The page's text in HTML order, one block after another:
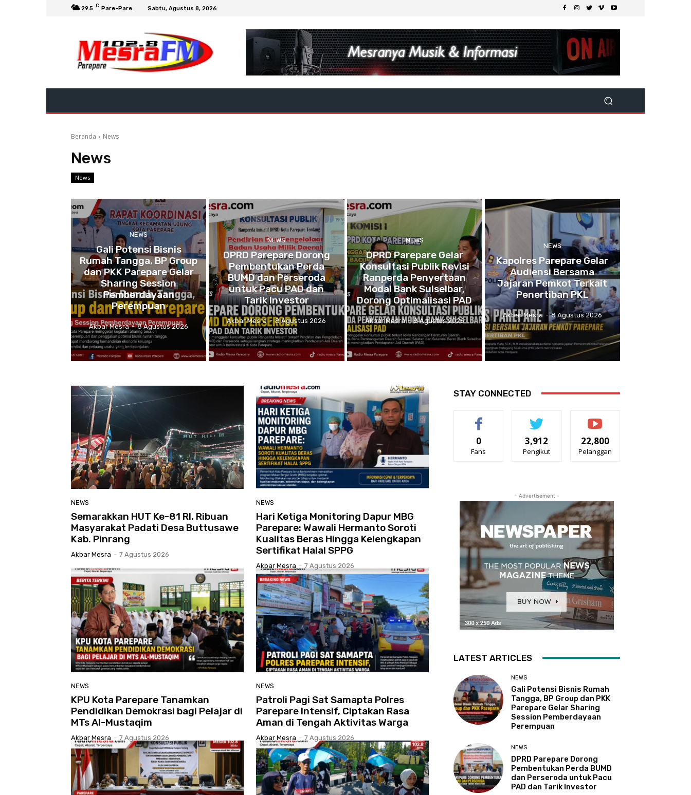
29.5 C Pare-Pare Sabtu, Agustus 8, 2026
Beranda News
News
News
NEWS
Gali Potensi Bisnis
Rumah Tangga, BP Group
dan PKK Parepare Gelar
Sharing Session
Pemberdayaan
Perempuan
Akbar Mesra - 8 Agustus 2026
NEWS
DPRD Parepare Dorong
Pembentukan Perda
BUMD dan Perseroda
untuk Pacu PAD dan
Tarik Investor
Akbar Mesra - 8 Agustus 2026
NEWS
DPRD Parepare Gelar
Konsultasi Publik Revisi
Ranperda Penyertaan
Modal Bank Sulselbar,
Dorong Optimalisasi PAD
Akbar Mesra - 8 Agustus 2026
NEWS
Kapolres Parepare Gelar
Audiensi Bersama
Jajaran Pemkot Terkait
Penertiban PKL
Akbar Mesra - 8 Agustus 2026
NEWS
Semarakkan HUT Ke-81 RI, Ribuan
Masyarakat Padati Desa Buttusawe
Kab. Pinrang
Akbar Mesra - 7 Agustus 2026
NEWS
Hari Ketiga Monitoring Dapur MBG
Parepare: Wawali Hermanto Soroti
Kualitas Beras Hingga Kelengkapan
Sertifikat Halal SPPG
Akbar Mesra - 7 Agustus 2026
NEWS
KPU Kota Parepare Tanamkan
Pendidikan Demokrasi bagi Pelajar di
MTs Al-Mustaqim
Akbar Mesra - 7 Agustus 2026
NEWS
Patroli Pagi Sat Samapta Polres
Parepare Intensif, Ciptakan Rasa
Aman di Tengah Aktivitas Warga
Akbar Mesra - 7 Agustus 2026
STAY CONNECTED
0
Fans
3,912
Pengikut
22,800
Pelanggan
- Advertisement -
LATEST ARTICLES
NEWS
Gali Potensi Bisnis Rumah
Tangga, BP Group dan PKK
Parepare Gelar Sharing
Session Pemberdayaan
Perempuan
NEWS
DPRD Parepare Dorong
Pembentukan Perda BUMD
dan Perseroda untuk Pacu
PAD dan Tarik Investor